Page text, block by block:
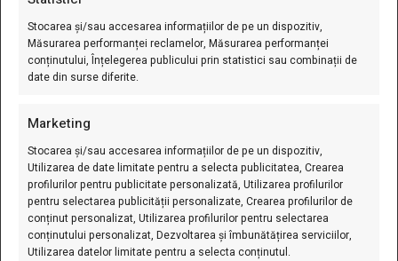
Stocarea și/sau accesarea informațiilor de pe un dispozitiv,
Măsurarea performanței reclamelor, Măsurarea performanței
conținutului, Înțelegerea publicului prin statistici sau combinații de
date din surse diferite.
Marketing
Stocarea și/sau accesarea informațiilor de pe un dispozitiv,
Utilizarea de date limitate pentru a selecta publicitatea, Crearea
profilurilor pentru publicitate personalizată, Utilizarea profilurilor
pentru selectarea publicității personalizate, Crearea profilurilor de
conținut personalizat, Utilizarea profilurilor pentru selectarea
conținutului personalizat, Dezvoltarea și îmbunătățirea serviciilor,
Utilizarea datelor limitate pentru a selecta conținutul.
Regulament Cupoane
FAQ
Comenzi Si Livrare
Contul Meu
Cum Comand?
Cum Se Livreaza?
Cum Platesc?